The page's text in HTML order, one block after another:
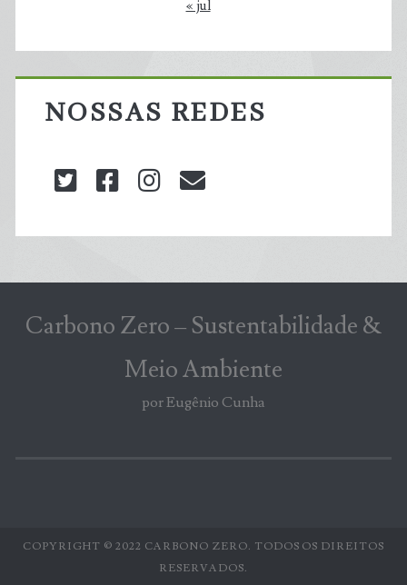
« jul
NOSSAS REDES
twitterfacebookinstagram
Carbono Zero – Sustentabilidade &
Meio Ambiente
por Eugênio Cunha
COPYRIGHT © 2022 CARBONO ZERO. TODOS OS DIREITOS
RESERVADOS.